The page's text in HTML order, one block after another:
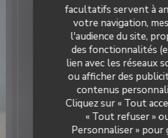
facultatifs servent à
votre navigation,
l'audience du site,
des fonctionnalités
lien avec les réseaux
ou afficher des
contenus
Cliquez sur « Tout
« Tout refuser »
Personnaliser » pour
de partage.
Ambiance conviviale
Chez Laurette, on ne vient pas
manger, on vient pour se
soit entre amis, en famille ou
Laurette - Bistrot de